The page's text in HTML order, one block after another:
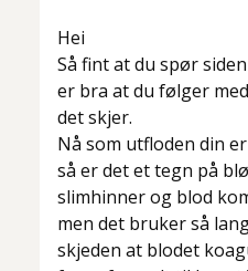
Hei
Så fint at du spør
er bra at du følger
det skjer.
Nå som utfloden din
så er det et tegn på
slimhinner og blod
men det bruker så
skjeden at blodet